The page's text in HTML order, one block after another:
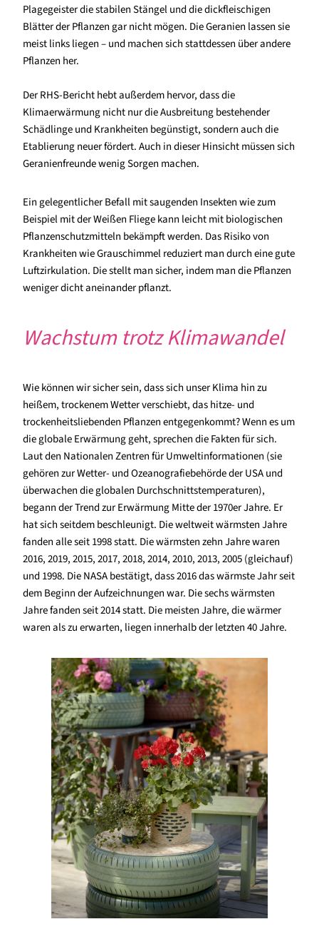
Plagegeister die stabilen Stängel und die dickfleischigen
Blätter der Pflanzen gar nicht mögen. Die Geranien lassen sie
meist links liegen – und machen sich stattdessen über andere
Pflanzen her.
Der RHS-Bericht hebt außerdem hervor, dass die
Klimaerwärmung nicht nur die Ausbreitung bestehender
Schädlinge und Krankheiten begünstigt, sondern auch die
Etablierung neuer fördert. Auch in dieser Hinsicht müssen sich
Geranienfreunde wenig Sorgen machen.
Ein gelegentlicher Befall mit saugenden Insekten wie zum
Beispiel mit der Weißen Fliege kann leicht mit biologischen
Pflanzenschutzmitteln bekämpft werden. Das Risiko von
Krankheiten wie Grauschimmel reduziert man durch eine gute
Luftzirkulation. Die stellt man sicher, indem man die Pflanzen
weniger dicht aneinander pflanzt.
Wachstum trotz Klimawandel
Wie können wir sicher sein, dass sich unser Klima hin zu
heißem, trockenem Wetter verschiebt, das hitze- und
trockenheitsliebenden Pflanzen entgegenkommt? Wenn es um
die globale Erwärmung geht, sprechen die Fakten für sich.
Laut den Nationalen Zentren für Umweltinformationen (sie
gehören zur Wetter- und Ozeanografiebehörde der USA und
überwachen die globalen Durchschnittstemperaturen),
begann der Trend zur Erwärmung Mitte der 1970er Jahre. Er
hat sich seitdem beschleunigt. Die weltweit wärmsten Jahre
fanden alle seit 1998 statt. Die wärmsten zehn Jahre waren
2016, 2019, 2015, 2017, 2018, 2014, 2010, 2013, 2005 (gleichauf)
und 1998. Die NASA bestätigt, dass 2016 das wärmste Jahr seit
dem Beginn der Aufzeichnungen war. Die sechs wärmsten
Jahre fanden seit 2014 statt. Die meisten Jahre, die wärmer
waren als zu erwarten, liegen innerhalb der letzten 40 Jahre.